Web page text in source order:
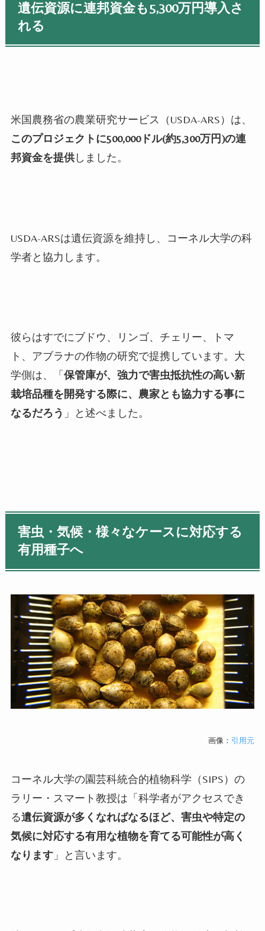
遺伝資源に連邦資金も5,300万円導入さ
れる
米国農務省の農業研究サービス（USDA-ARS）は、
このプロジェクトに500,000ドル(約5,300万円)の連
邦資金を提供しました。
USDA-ARSは遺伝資源を維持し、コーネル大学の科
学者と協力します。
彼らはすでにブドウ、リンゴ、チェリー、トマ
ト、アブラナの作物の研究で提携しています。大
学側は、「 保管庫が、強力で害虫抵抗性の高い新
栽培品種を開発する際に、農家とも協力する事に
なるだろう 」と述べました。
害虫・気候・様々なケースに対応する
有用種子へ
画像： 引用元
コーネル大学の園芸科統合的植物科学（SIPS）の
ラリー・スマート教授は「科学者がアクセスでき
る遺伝資源が多くなればなるほど、害虫や特定の
気候に対応する有用な植物を育てる可能性が高く
なります」と言います。